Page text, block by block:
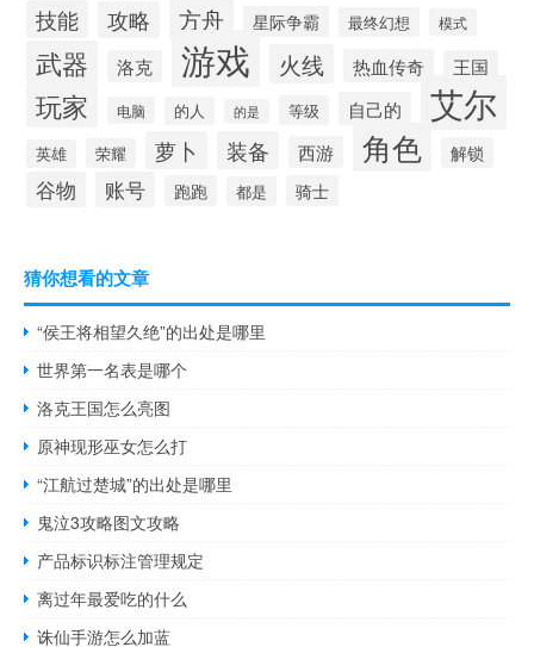
技能 攻略 方舟 星际争霸 最终幻想 模式
武器 洛克 游戏 火线 热血传奇 王国
玩家 电脑 的人 的是 等级 自己的 艾尔
英雄 荣耀 萝卜 装备 西游 角色 解锁
谷物 账号 跑跑 都是 骑士
猜你想看的文章
“侯王将相望久绝”的出处是哪里
世界第一名表是哪个
洛克王国怎么亮图
原神现形巫女怎么打
“江航过楚城”的出处是哪里
鬼泣3攻略图文攻略
产品标识标注管理规定
离过年最爱吃的什么
诛仙手游怎么加蓝